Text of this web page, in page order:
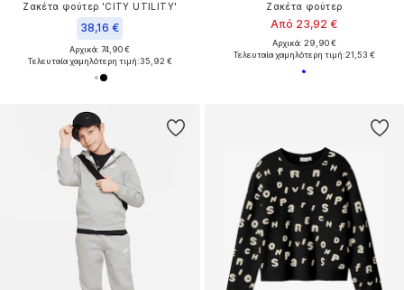
Ζακέτα φούτερ 'CITY UTILITY'
38,16 €
Αρχικά: 74,90 €
Τελευταία χαμηλότερη τιμή:35,92 €
Ζακέτα φούτερ
Από 23,92 €
Αρχικά: 29,90 €
Τελευταία χαμηλότερη τιμή:21,53 €